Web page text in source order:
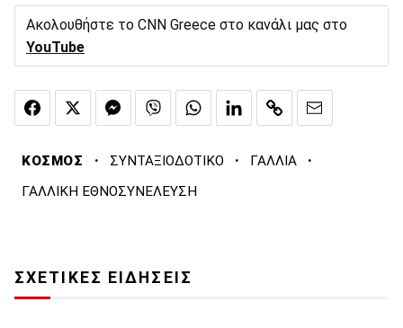
Ακολουθήστε το CNN Greece στο κανάλι μας στο
YouTube
ΚΟΣΜΟΣ · ΣΥΝΤΑΞΙΟΔΟΤΙΚΟ · ΓΑΛΛΙΑ ·
ΓΑΛΛΙΚΗ ΕΘΝΟΣΥΝΕΛΕΥΣΗ
ΣΧΕΤΙΚΕΣ ΕΙΔΗΣΕΙΣ